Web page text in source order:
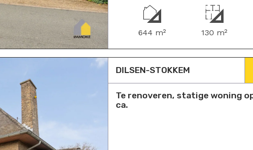
644 m² 130 m²
DILSEN-STOKKEM
Te renoveren, statige woning
ca.